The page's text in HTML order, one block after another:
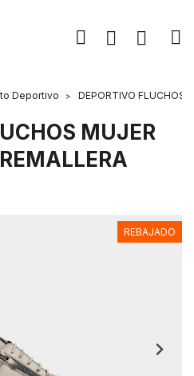
Deportivo DEPORTIVO FLUCHOS
MUJER
REBAJADO